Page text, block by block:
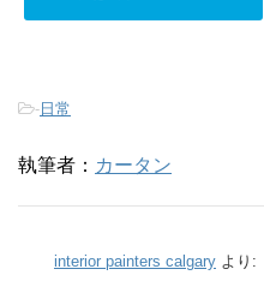
- 日常
執筆者： カータン
interior painters calgary より: